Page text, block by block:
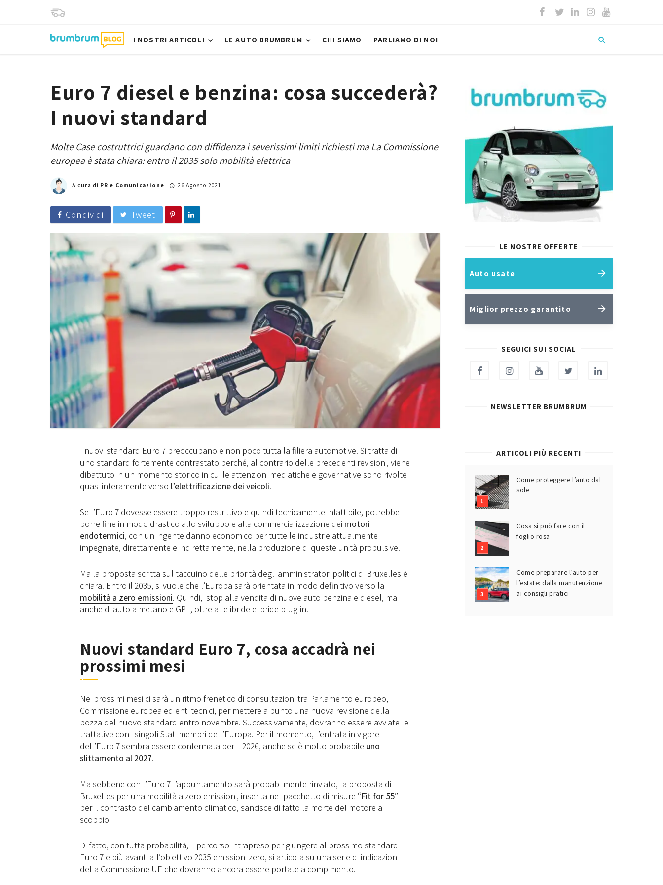
I NOSTRI ARTICOLI LE AUTO BRUMBRUM CHI SIAMO PARLIAMO DI NOI
Euro 7 diesel e benzina: cosa succederà?
I nuovi standard
Molte Case costruttrici guardano con diffidenza i severissimi limiti richiesti ma La Commissione
europea è stata chiara: entro il 2035 solo mobilità elettrica
A cura di PR e Comunicazione 26 Agosto 2021
Condividi Tweet
I nuovi standard Euro 7 preoccupano e non poco tutta la filiera automotive. Si tratta di
uno standard fortemente contrastato perché, al contrario delle precedenti revisioni, viene
dibattuto in un momento storico in cui le attenzioni mediatiche e governative sono rivolte
quasi interamente verso l’elettrificazione dei veicoli.
Se l’Euro 7 dovesse essere troppo restrittivo e quindi tecnicamente infattibile, potrebbe
porre fine in modo drastico allo sviluppo e alla commercializzazione dei motori
endotermici, con un ingente danno economico per tutte le industrie attualmente
impegnate, direttamente e indirettamente, nella produzione di queste unità propulsive.
Ma la proposta scritta sul taccuino delle priorità degli amministratori politici di Bruxelles è
chiara. Entro il 2035, si vuole che l’Europa sarà orientata in modo definitivo verso la
mobilità a zero emissioni. Quindi, stop alla vendita di nuove auto benzina e diesel, ma
anche di auto a metano e GPL, oltre alle ibride e ibride plug-in.
Nuovi standard Euro 7, cosa accadrà nei
prossimi mesi
Nei prossimi mesi ci sarà un ritmo frenetico di consultazioni tra Parlamento europeo,
Commissione europea ed enti tecnici, per mettere a punto una nuova revisione della
bozza del nuovo standard entro novembre. Successivamente, dovranno essere avviate le
trattative con i singoli Stati membri dell’Europa. Per il momento, l’entrata in vigore
dell’Euro 7 sembra essere confermata per il 2026, anche se è molto probabile uno
slittamento al 2027.
Ma sebbene con l’Euro 7 l’appuntamento sarà probabilmente rinviato, la proposta di
Bruxelles per una mobilità a zero emissioni, inserita nel pacchetto di misure “Fit for 55”
per il contrasto del cambiamento climatico, sancisce di fatto la morte del motore a
scoppio.
Di fatto, con tutta probabilità, il percorso intrapreso per giungere al prossimo standard
Euro 7 e più avanti all’obiettivo 2035 emissioni zero, si articola su una serie di indicazioni
della Commissione UE che dovranno ancora essere portate a compimento.
LE NOSTRE OFFERTE
Auto usate
Miglior prezzo garantito
SEGUICI SUI SOCIAL
NEWSLETTER BRUMBRUM
ARTICOLI PIÙ RECENTI
Come proteggere l’auto dal
sole
Cosa si può fare con il
foglio rosa
Come preparare l’auto per
l’estate: dalla manutenzione
ai consigli pratici